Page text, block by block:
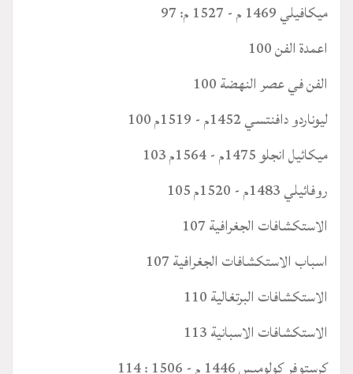
ميكافيلي 1469 م - 1527 م: 97
اعمدة الفن 100
الفن في عصر النهضة 100
ليوناردو دافنتسي 1452م - 1519م 100
ميكائيل انجلو 1475م - 1564م 103
روفائيلي 1483م - 1520م 105
الاستكشافات الجغرافية 107
اسباب الاستكشافات الجغرافية 107
الاستكشافات البرتغالية 110
الاستكشافات الاسبانية 113
كرستوفر كولومبس 1446 م - 1506 : 114